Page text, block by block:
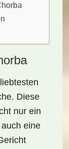
Diese
nur ein
eine